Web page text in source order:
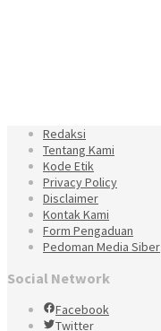
Redaksi
Tentang Kami
Kode Etik
Privacy Policy
Disclaimer
Kontak Kami
Form Pengaduan
Pedoman Media Siber
Social Network
Facebook
Twitter